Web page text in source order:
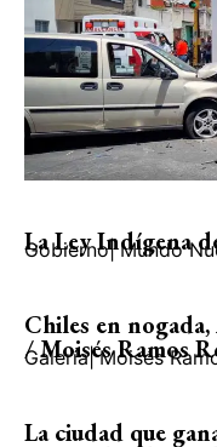
La Ley Indígena
Gobierno| Mundo
Chiles en
/ Moisés Ramos
Galería| Moisés
La ciudad que